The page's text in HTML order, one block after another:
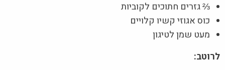
⅔ גזרים חתוכים לקוביות
כוס אגוזי קשיו קלויים
מעט שמן לטיגון
לרוטב: